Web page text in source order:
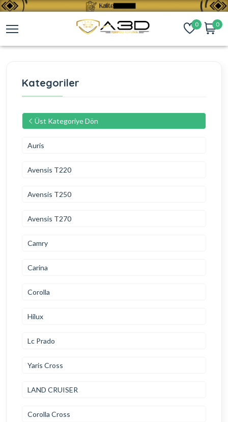
0 0
Kategoriler
Üst Kategoriye Dön
Auris
Avensis T220
Avensis T250
Avensis T270
Camry
Carina
Corolla
Hilux
Lc Prado
Yaris Cross
LAND CRUISER
Corolla Cross